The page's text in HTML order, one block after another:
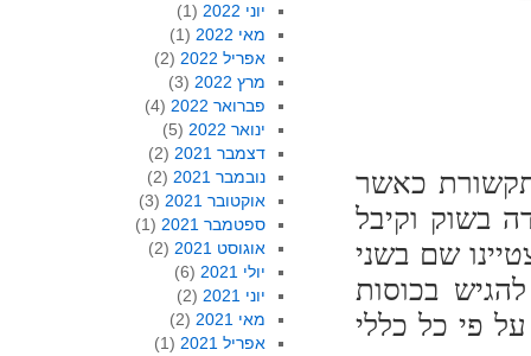
כאשר
בשוק וקיבל
שם בשני
בכוסות
פי כל כללי
יוני 2022
(1)
מאי 2022
(1)
אפריל 2022
(2)
מרץ 2022
(3)
פברואר 2022
(4)
ינואר 2022
(5)
דצמבר 2021
(2)
נובמבר 2021
(2)
אוקטובר 2021
(3)
ספטמבר 2021
(1)
אוגוסט 2021
(2)
יולי 2021
(6)
יוני 2021
(2)
מאי 2021
(2)
אפריל 2021
(1)